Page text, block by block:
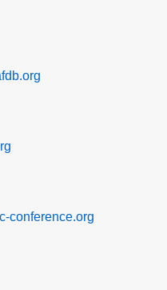
conference.org